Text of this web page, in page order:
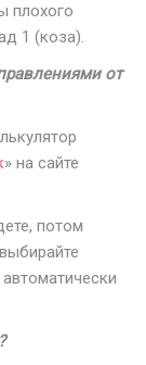
плохого
1 (коза).
от
» на сайте
потом